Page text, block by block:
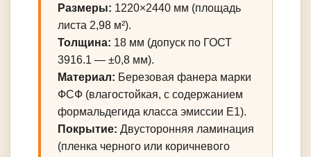
Размеры: 1220×2440 мм (площадь
листа 2,98 м²).
Толщина: 18 мм (допуск по ГОСТ
3916.1 — ±0,8 мм).
Материал: Березовая фанера марки
ФСФ (влагостойкая, с содержанием
формальдегида класса эмиссии E1).
Покрытие: Двусторонняя ламинация
(пленка черного или коричневого